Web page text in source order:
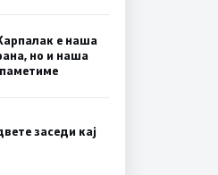
е наша
но и наша
заседи кај